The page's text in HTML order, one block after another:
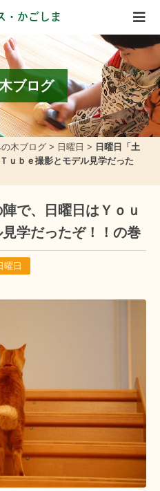
・かごしま
ブログ
の木ブログ > 日曜日 > 日曜日「土
ｕｂｅ撮影とモデル見学だった
で、日曜日はＹｏｕ
学だったぞ！！の巻
曜日